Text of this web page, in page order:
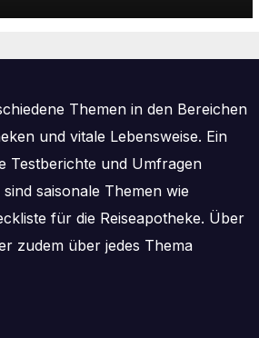
Themen in den Bereichen
und vitale Lebensweise. Ein
Testberichte und Umfragen
saisonale Themen wie
für die Reiseapotheke. Über
zudem über jedes Thema